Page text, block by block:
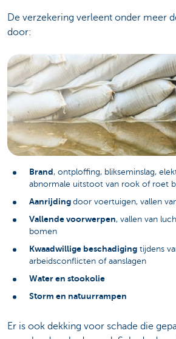
De verzekering verleent onder meer
door:
Brand, ontploffing, blikseminslag,
abnormale uitstoot van rook of roet
Aanrijding door voertuigen, vallen
Vallende voorwerpen, vallen van
bomen
Kwaadwillige beschadiging tijdens
arbeidsconflicten of aanslagen
Water en stookolie
Storm en natuurrampen
Er is ook dekking voor schade die